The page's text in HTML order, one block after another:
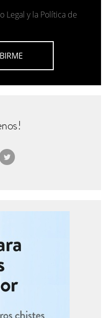
Legal y la Política de